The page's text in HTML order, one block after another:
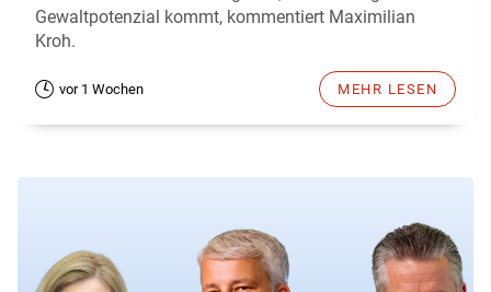
Gewaltpotenzial kommt, kommentiert Maximilian
Kroh.
vor 1 Wochen MEHR LESEN